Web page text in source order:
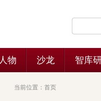
当前位置： 首页